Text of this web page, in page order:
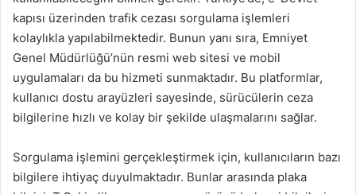
kapısı üzerinden trafik cezası sorgulama işlemleri
kolaylıkla yapılabilmektedir. Bunun yanı sıra, Emniyet
Genel Müdürlüğü’nün resmi web sitesi ve mobil
uygulamaları da bu hizmeti sunmaktadır. Bu platformlar,
kullanıcı dostu arayüzleri sayesinde, sürücülerin ceza
bilgilerine hızlı ve kolay bir şekilde ulaşmalarını sağlar.
Sorgulama işlemini gerçekleştirmek için, kullanıcıların bazı
bilgilere ihtiyaç duyulmaktadır. Bunlar arasında plaka